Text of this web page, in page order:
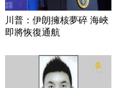
川普：伊朗擁核夢碎 海峽
即將恢復通航